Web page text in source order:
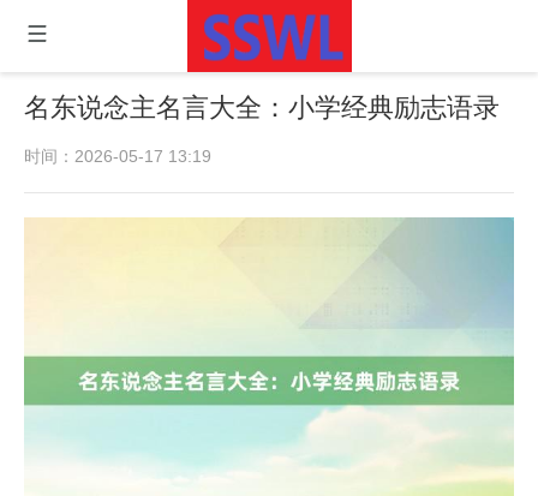
名东说念主名言大全：小学经典励志语录
时间：2026-05-17 13:19